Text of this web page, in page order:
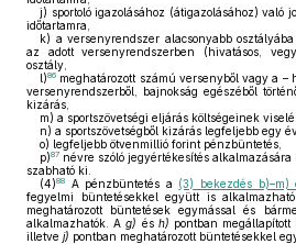
j) sportoló igazolásához (átigazolásához) való
időtartamra,
k) a versenyrendszer alacsonyabb
az adott versenyrendszerben (hivatásos,
osztály,
l)86 meghatározott számú versenyből vagy a –
versenyrendszerből, bajnokság egészéből
kizárás,
m) a sportszövetségi eljárás költségeinek
n) a sportszövetségből kizárás legfeljebb egy
o) legfeljebb ötvenmillió forint pénzbüntetés,
p)87 névre szóló jegyértékesítés alkalmazására
szabható ki.
(4)88 A pénzbüntetés a (3) bekezdés b)–m)
fegyelmi büntetésekkel együtt is
meghatározott büntetések egymással és
alkalmazhatók. Ag) és h) pontban
illetve j) pontban meghatározott büntetésekkel